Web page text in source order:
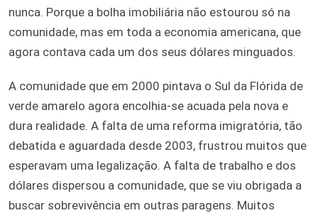
nunca. Porque a bolha imobiliária não estourou só na
comunidade, mas em toda a economia americana, que
agora contava cada um dos seus dólares minguados.
A comunidade que em 2000 pintava o Sul da Flórida de
verde amarelo agora encolhia-se acuada pela nova e
dura realidade. A falta de uma reforma imigratória, tão
debatida e aguardada desde 2003, frustrou muitos que
esperavam uma legalização. A falta de trabalho e dos
dólares dispersou a comunidade, que se viu obrigada a
buscar sobrevivência em outras paragens. Muitos